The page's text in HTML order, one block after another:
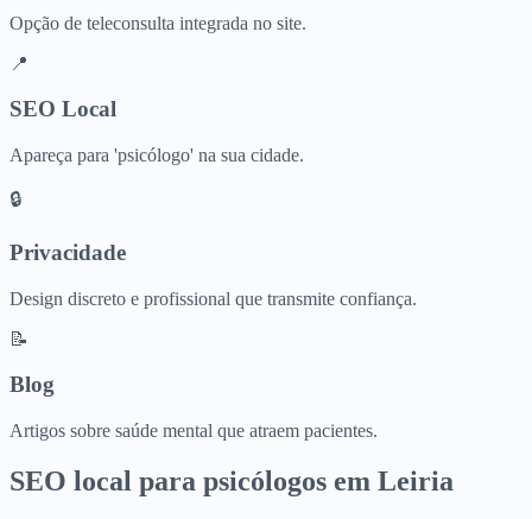
Opção de teleconsulta integrada no site.
📍
SEO Local
Apareça para 'psicólogo' na sua cidade.
🔒
Privacidade
Design discreto e profissional que transmite confiança.
📝
Blog
Artigos sobre saúde mental que atraem pacientes.
SEO local para psicólogos em Leiria